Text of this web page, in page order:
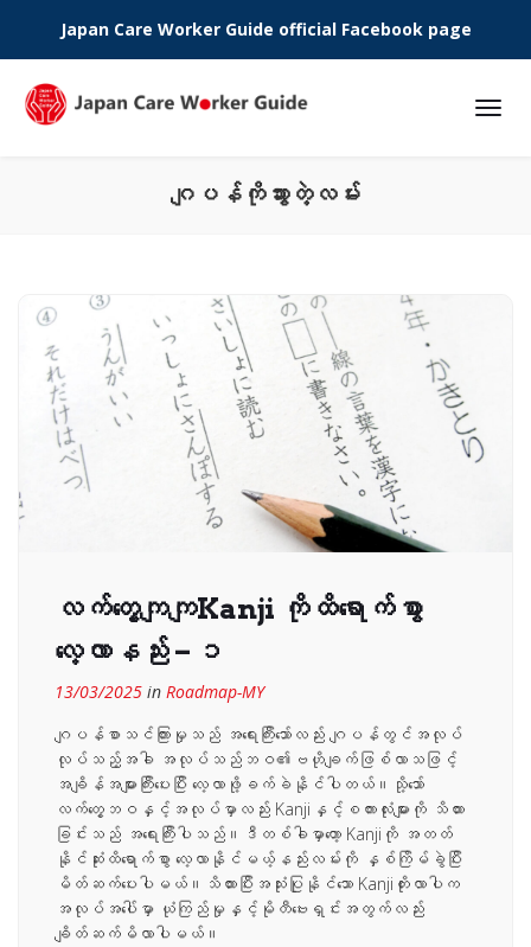
Phone:
Japan Care Worker Guide official Facebook page
ဂျပန်ကိုသွားတဲ့လမ်း
လက်တွေ့ကျကျKanji ကိုထိရောက်စွာ
လေ့လာနည်း – ၁
13/03/2025 in Roadmap-MY
ဂျပန်စာသင်ကြားမှုသည် အရေးကြီးသော်လည်း ဂျပန်တွင်အလုပ်
လုပ်သည့်အခါ အလုပ်သည်ဘဝ၏ဗဟိုချက်ဖြစ်လာသဖြင့်
အချိန်အများကြီးပေးပြီး လေ့လာဖို့ခက်ခဲနိုင်ပါတယ်။သို့သော်
လက်တွေ့ဘဝနှင့်အလုပ်မှာလည်း Kanjiနှင့်စကားလုံးများကို သိထား
ခြင်းသည် အရေးကြီးပါသည်။ဒီတစ်ခါမှာတော့ Kanjiကို အတတ်
နိုင်ဆုံးထိရောက်စွာ လေ့လာနိုင်မယ့်နည်းလမ်းကို နှစ်ကြိမ်ခွဲပြီး
မိတ်ဆက်ပေးပါမယ်။သိထားပြီးအသုံးပြုနိုင်သော Kanjiတိုးလာပါက
အလုပ်အပေါ်မှာ ယုံကြည်မှုနှင့်မိုတီဗေးရှင်းအတွက်လည်း
ချိတ်ဆက်မိလာပါမယ်။